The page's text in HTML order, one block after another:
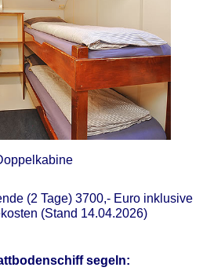
(2 Tage) 3700,- Euro inklusive
(Stand 14.04.2026)
segeln: